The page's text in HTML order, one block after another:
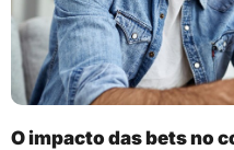
O impacto das bets no